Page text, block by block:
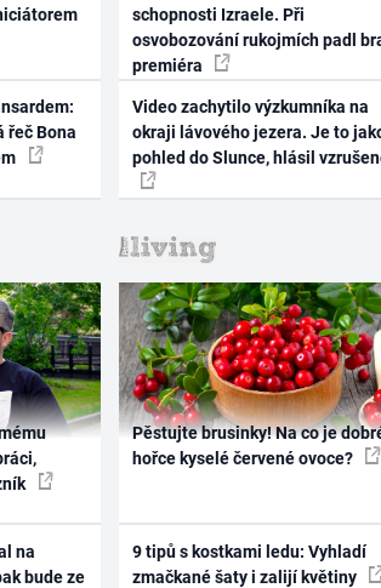
řeč Bona
schopnosti Izraele. Při
osvobozování rukojmích padl
premiéra
Video zachytilo výzkumníka na
okraji lávového jezera. Je to
pohled do Slunce, hlásil
na
bude ze
Pěstujte brusinky! Na co je
hořce kyselé červené ovoce?
9 tipů s kostkami ledu: Vyhladí
zmačkané šaty i zalijí květiny